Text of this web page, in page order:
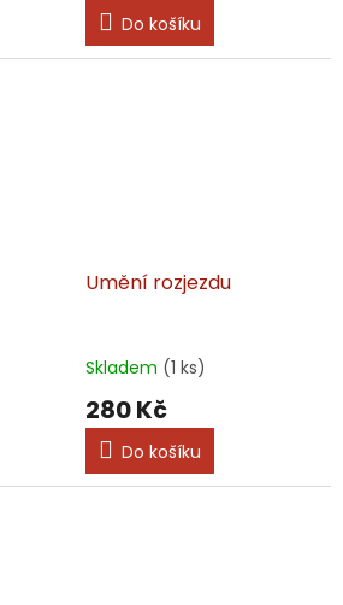
Do košíku
Umění rozjezdu
Skladem (1 ks)
280 Kč
Do košíku